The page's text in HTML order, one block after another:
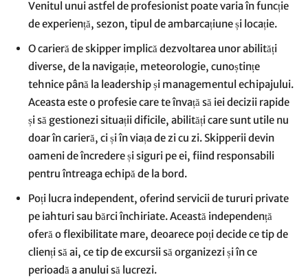
Venitul unui astfel de profesionist poate varia în funcție
de experiență, sezon, tipul de ambarcațiune și locație.
O carieră de skipper implică dezvoltarea unor abilități
diverse, de la navigație, meteorologie, cunoștințe
tehnice până la leadership și managementul echipajului.
Aceasta este o profesie care te învață să iei decizii rapide
și să gestionezi situații dificile, abilități care sunt utile nu
doar în carieră, ci și în viața de zi cu zi. Skipperii devin
oameni de încredere și siguri pe ei, fiind responsabili
pentru întreaga echipă de la bord.
Poți lucra independent, oferind servicii de tururi private
pe iahturi sau bărci închiriate. Această independență
oferă o flexibilitate mare, deoarece poți decide ce tip de
clienți să ai, ce tip de excursii să organizezi și în ce
perioadă a anului să lucrezi.